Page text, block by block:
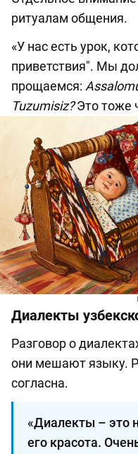
ритуалам общения.
«У нас есть урок,
приветствия". Мы
прощаемся:
Tuzumisiz?Это тоже
Диалекты
Разговор о
они мешают языку.
согласна.
«Диалекты – это
его красота.